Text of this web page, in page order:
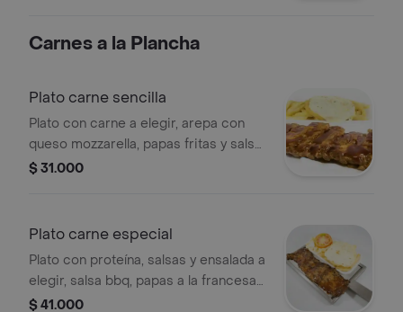
Carnes a la Plancha
Plato carne sencilla
Plato con carne a elegir, arepa con
queso mozzarella, papas fritas y salsa
BBQ.
$ 31.000
Plato carne especial
Plato con proteína, salsas y ensalada a
elegir, salsa bbq, papas a la francesa y
arepa con queso mozzarella.
$ 41.000